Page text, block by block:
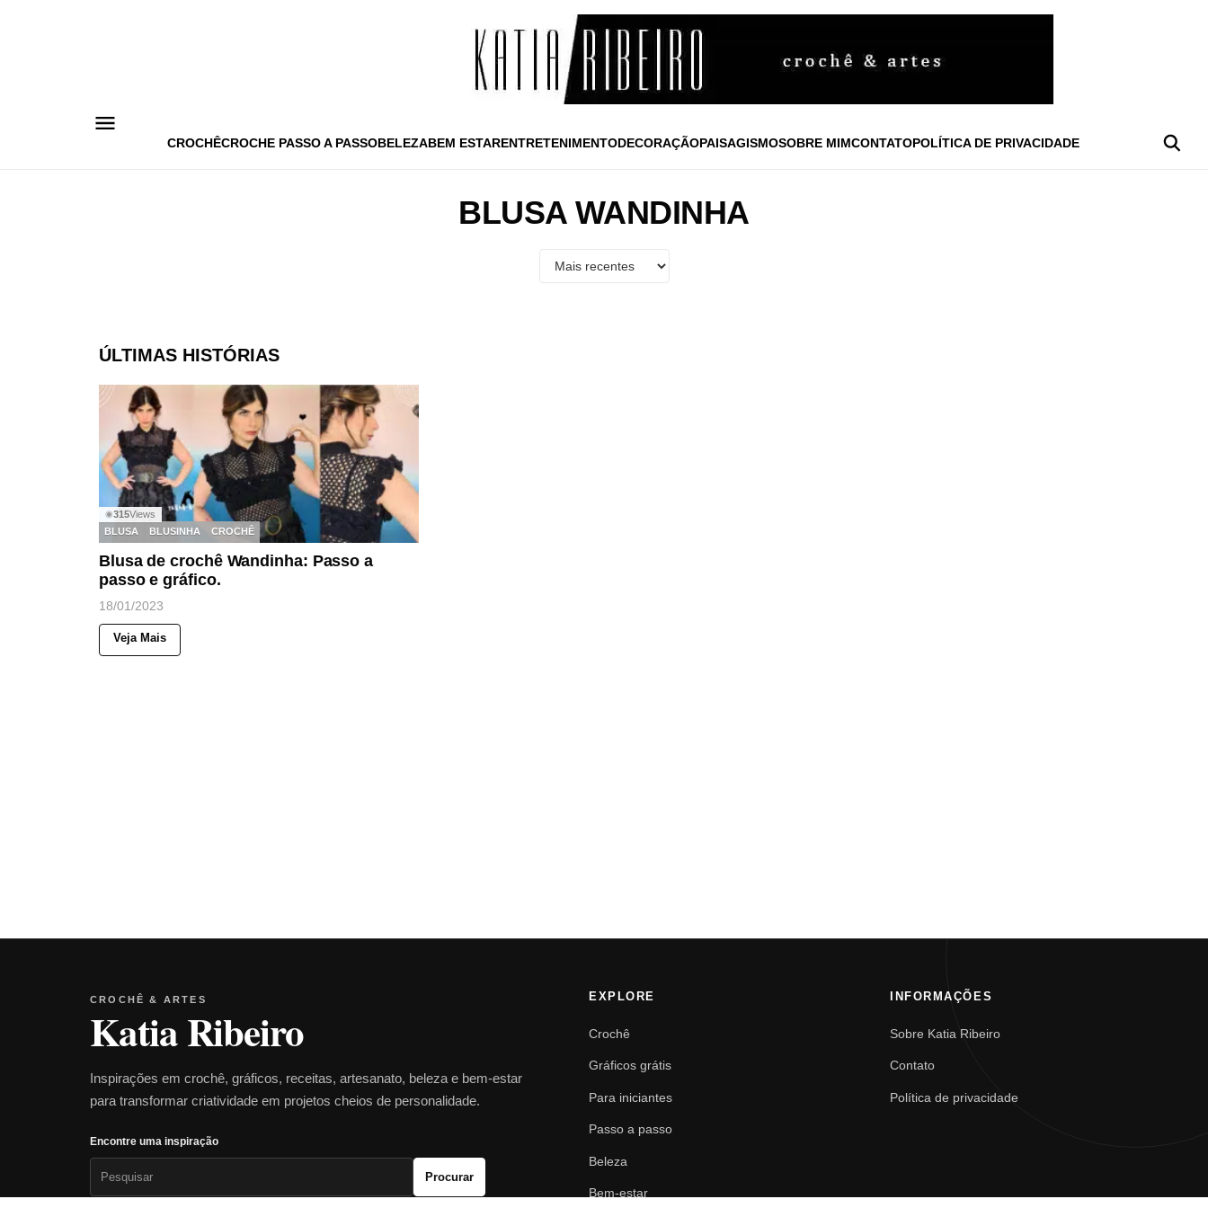
CROCHÊCROCHE PASSO A PASSOBELEZABEM ESTARENTRETENIMENTODECORAÇÃOPAISAGISMOSOBRE MIMCONTATOPOLÍTICA DE PRIVACIDADE
BLUSA WANDINHA
ÚLTIMAS HISTÓRIAS
◉315Views
BLUSA
BLUSINHA CROCHÊ
Blusa de crochê Wandinha: Passo a
passo e gráfico.
18/01/2023
Veja Mais
CROCHÊ & ARTES
Katia Ribeiro
Inspirações em crochê, gráficos, receitas, artesanato, beleza e bem-estar
para transformar criatividade em projetos cheios de personalidade.
Encontre uma inspiração
Procurar
EXPLORE
Crochê
Gráficos grátis
Para iniciantes
Passo a passo
Beleza
Bem-estar
INFORMAÇÕES
Sobre Katia Ribeiro
Contato
Política de privacidade